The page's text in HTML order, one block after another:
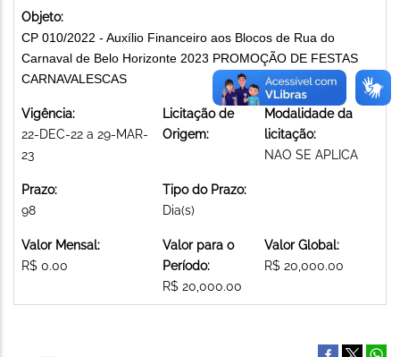
Objeto:
CP 010/2022 - Auxílio Financeiro aos Blocos de Rua do
Carnaval de Belo Horizonte 2023 PROMOÇÃO DE FESTAS
CARNAVALESCAS
Vigência:
22-DEC-22 a 29-MAR-
23
Licitação de
Origem:
Modalidade da
licitação:
NAO SE APLICA
Prazo:
98
Tipo do Prazo:
Dia(s)
Valor Mensal:
R$ 0.00
Valor para o
Período:
R$ 20,000.00
Valor Global:
R$ 20,000.00